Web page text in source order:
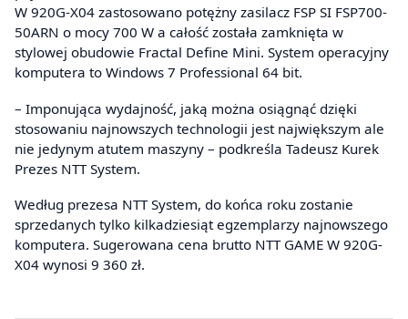
W 920G-X04 zastosowano potężny zasilacz FSP SI FSP700-
50ARN o mocy 700 W a całość została zamknięta w
stylowej obudowie Fractal Define Mini. System operacyjny
komputera to Windows 7 Professional 64 bit.
– Imponująca wydajność, jaką można osiągnąć dzięki
stosowaniu najnowszych technologii jest największym ale
nie jedynym atutem maszyny – podkreśla Tadeusz Kurek
Prezes NTT System.
Według prezesa NTT System, do końca roku zostanie
sprzedanych tylko kilkadziesiąt egzemplarzy najnowszego
komputera. Sugerowana cena brutto NTT GAME W 920G-
X04 wynosi 9 360 zł.